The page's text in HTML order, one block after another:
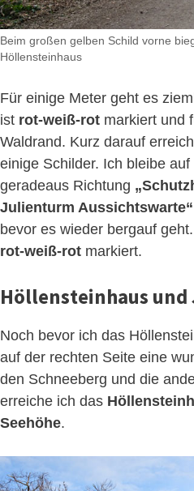
Beim großen gelben Schild vorne
Höllensteinhaus
Für einige Meter geht es
ist rot-weiß-rot markiert und
Waldrand. Kurz darauf
einige Schilder. Ich bleibe
geradeaus Richtung
Julienturm Aussichtswarte“
bevor es wieder bergauf
rot-weiß-rot markiert.
Höllensteinhaus
Noch bevor ich das
auf der rechten Seite eine
den Schneeberg und die
erreiche ich das
Seehöhe.